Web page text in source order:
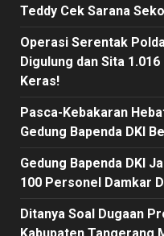
Teddy Cek Sarana
Operasi Serentak
Digulung dan Sita
Keras!
Pasca-Kebakaran
Gedung Bapenda DKI
Gedung Bapenda DKI
100 Personel Damkar
Ditanya Soal Dugaan
Kabupaten Tangerang